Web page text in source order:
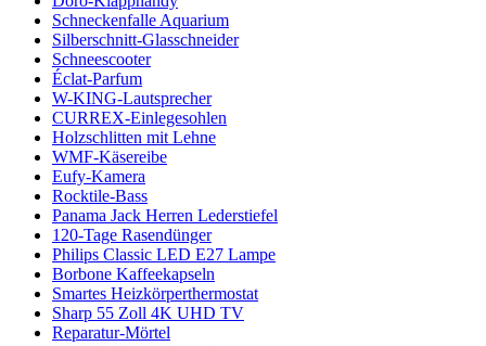
Schneckenfalle Aquarium
Silberschnitt-Glasschneider
Schneescooter
Éclat-Parfum
W-KING-Lautsprecher
CURREX-Einlegesohlen
Holzschlitten mit Lehne
WMF-Käsereibe
Eufy-Kamera
Rocktile-Bass
Panama Jack Herren Lederstiefel
120-Tage Rasendünger
Philips Classic LED E27 Lampe
Borbone Kaffeekapseln
Smartes Heizkörperthermostat
Sharp 55 Zoll 4K UHD TV
Reparatur-Mörtel